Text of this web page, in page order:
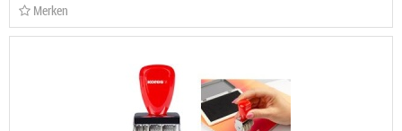
Merken